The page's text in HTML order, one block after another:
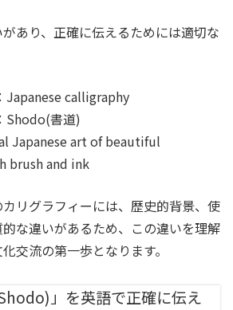
あり、正確に伝えるためには適切な
Japanese calligraphy
Shodo(書道)
Japanese art of beautiful
brush and ink
リグラフィーには、歴史的背景、使
な違いがあるため、この違いを理解
交流の第一歩となります。
」を英語で正確に伝え